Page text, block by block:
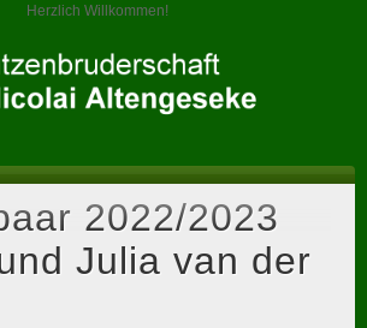
Herzlich Willkommen!
2022/2023
Julia van der